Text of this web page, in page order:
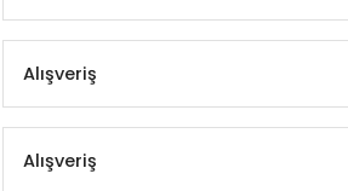
Alışveriş
Alışveriş